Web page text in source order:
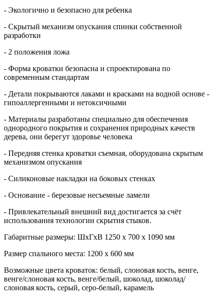
- Экологично и безопасно для ребенка
- Скрытый механизм опускания спинки собственной
разработки
- 2 положения ложа
- Форма кроватки безопасна и спроектирована по
современным стандартам
- Детали покрываются лаками и красками на водной основе -
гипоаллергенными и нетоксичными
- Материалы разработаны специально для обеспечения
однородного покрытия и сохранения природных качеств
дерева, они берегут здоровье человека
- Передняя стенка кроватки съемная, оборудована скрытым
механизмом опускания
- Силиконовые накладки на боковых стенках
- Основание - березовые несъемные ламели
- Привлекательный внешний вид достигается за счёт
использования технологии скрытия стыков.
Габаритные размеры: ШхГхВ 1250 х 700 х 1090 мм
Размер спального места: 1200 х 600 мм
Возможные цвета кроваток: белый, слоновая кость, венге,
венге/слоновая кость, венге/белый, шоколад, шоколад/
слоновая кость, серый, серо-белый, карамель